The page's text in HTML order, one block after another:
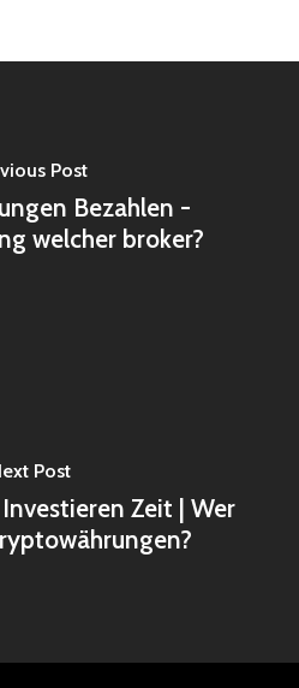
Post
Bezahlen -
welcher broker?
Post
Zeit | Wer